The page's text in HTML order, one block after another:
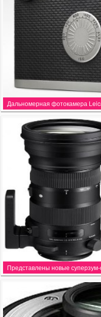
Дальномерная фотокамера
Представлены новые